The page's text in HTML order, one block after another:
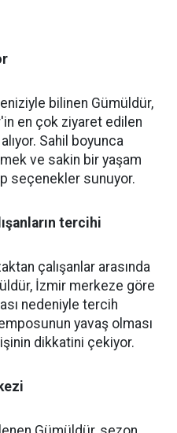
bilinen Gümüldür,
en çok ziyaret edilen
Sahil boyunca
ve sakin bir yaşam
seçenekler sunuyor.
tercihi
çalışanlar arasında
İzmir merkeze göre
nedeniyle tercih
yavaş olması
dikkatini çekiyor.